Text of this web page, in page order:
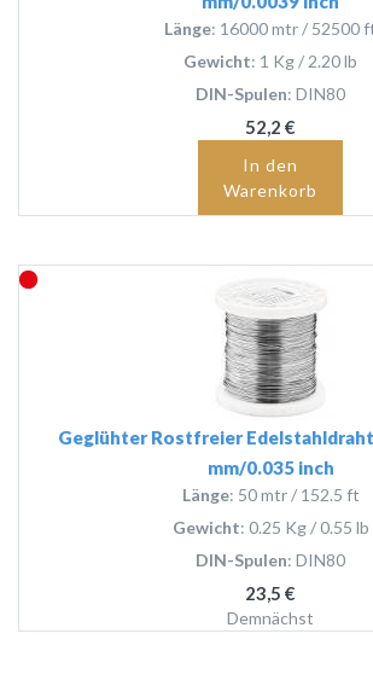
Länge: 16000 mtr / 52500
Gewicht: 1 Kg / 2.20 lb
DIN-Spulen: DIN80
52,2 €
In den
Warenkorb
Geglühter Rostfreier Edelstahldraht
mm/0.035 inch
Länge: 50 mtr / 152.5 ft
Gewicht: 0.25 Kg / 0.55 lb
DIN-Spulen: DIN80
23,5 €
Demnächst